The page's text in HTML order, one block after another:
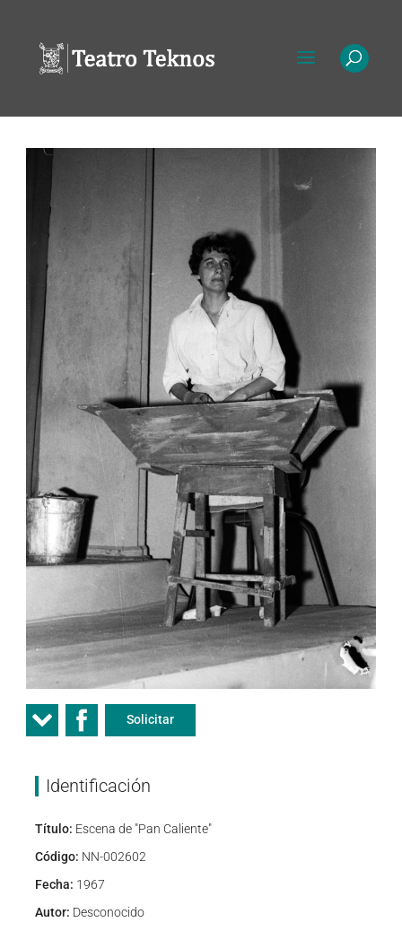
Solicitar
Identificación
Título: Escena de "Pan Caliente"
Código: NN-002602
Fecha: 1967
Autor: Desconocido